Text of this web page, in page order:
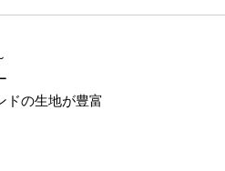
ドの生地が豊富